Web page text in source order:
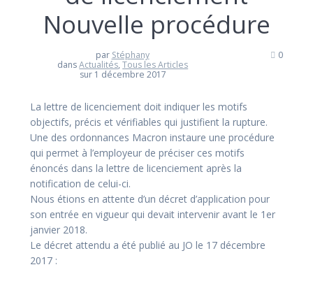
Nouvelle procédure
par Stéphany
dansActualités,Tous les Articles
sur 1 décembre 2017
0
La lettre de licenciement doit indiquer les motifs
objectifs, précis et vérifiables qui justifient la rupture.
Une des ordonnances Macron instaure une procédure
qui permet à l’employeur de préciser ces motifs
énoncés dans la lettre de licenciement après la
notification de celui-ci.
Nous étions en attente d’un décret d’application pour
son entrée en vigueur qui devait intervenir avant le 1er
janvier 2018.
Le décret attendu a été publié au JO le 17 décembre
2017 :